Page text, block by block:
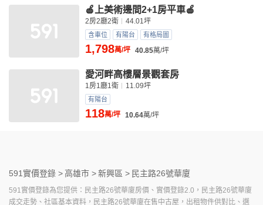
🍎上美術邊間2+1房平車🍎
2房2廳2衛 44.01坪
含車位 有陽台 有格局圖
1,798萬/坪 40.85萬/坪
愛河畔高樓層景觀套房
1房1廳1衛 11.09坪
有陽台
118萬/坪 10.64萬/坪
591實價登錄 >高雄市 >新興區 > 民主路26號華廈
591實價登錄為您提供：民主路26號華廈房價、實價登錄2.0，民主路26號華廈
成交走勢、社區基本資料，民主路26號華廈在售中古屋，出租物件供對比、選